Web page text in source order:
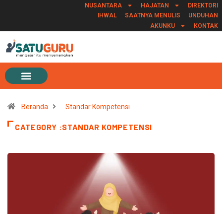
NUSANTARA HAJATAN
DIREKTORI
IHWAL
SAATNYA MENULIS
UNDUHAN
AKUNKU
KONTAK
Beranda Standar Kompetensi
CATEGORY :STANDAR KOMPETENSI